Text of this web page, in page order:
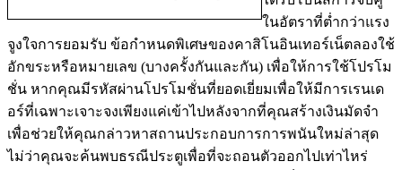
ในอัตราที่ต่ำกว่าแรง
จูงใจการยอมรับ ข้อกำหนดพิเศษของคาสิโนอินเทอร์เน็ตลองใช้
อักขระหรือหมายเลข (บางครั้งกันและกัน) เพื่อให้การใช้โปรโม
ชั่น หากคุณมีรหัสผ่านโปรโมชั่นที่ยอดเยี่ยมเพื่อให้มีการเรนเด
อร์ที่เฉพาะเจาะจงเพียงแค่เข้าไปหลังจากที่คุณสร้างเงินมัดจำ
เพื่อช่วยให้คุณกล่าวหาสถานประกอบการการพนันใหม่ล่าสุด
ไม่ว่าคุณจะค้นพบธรณีประตูเพื่อที่จะถอนตัวออกไปเท่าไหร่